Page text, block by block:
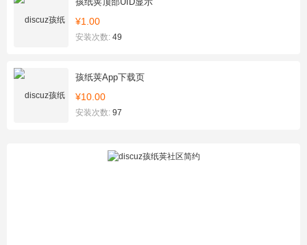
¥1.00
安装次数: 49
孩纸荚App下载页
¥10.00
安装次数: 97